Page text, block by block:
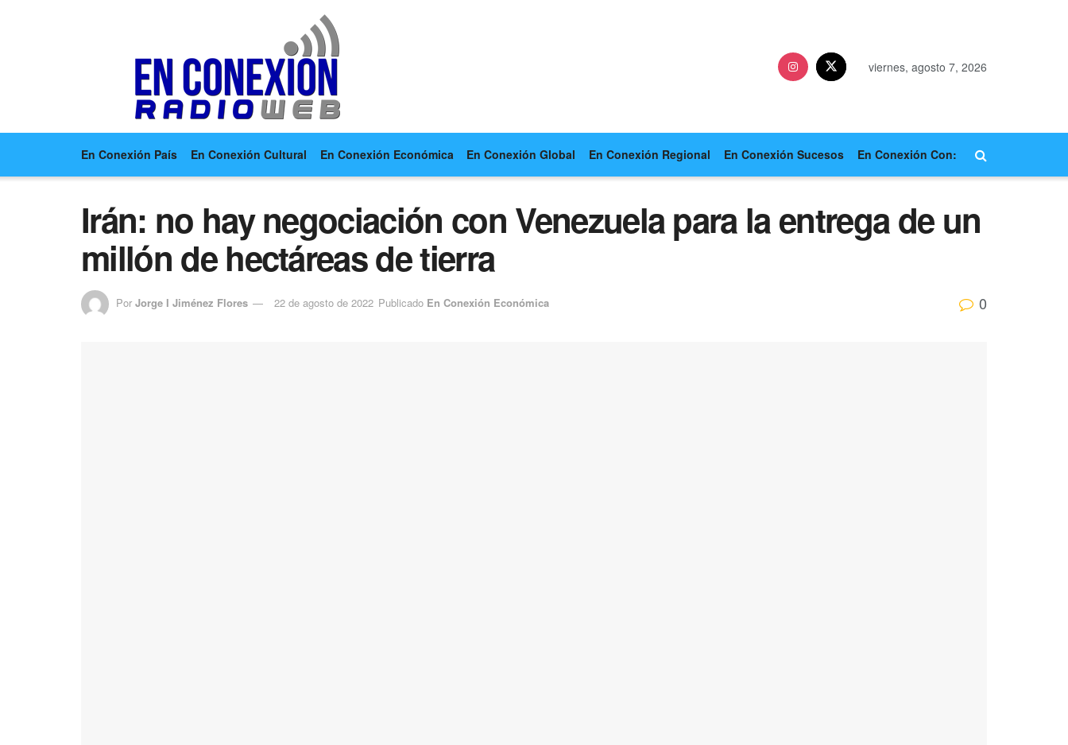
viernes, agosto 7, 2026
En Conexión País En Conexión Cultural En Conexión Económica En Conexión Global En Conexión Regional En Conexión Sucesos En Conexión Con:
Irán: no hay negociación con Venezuela para la entrega de un
millón de hectáreas de tierra
Por Jorge I Jiménez Flores 22 de agosto de 2022 Publicado En Conexión Económica 0